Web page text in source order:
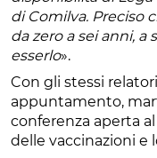
di Comilva. Preciso
da zero a sei anni, a
esserlo».
Con gli stessi
appuntamento,
conferenza aperta
delle vaccinazioni e